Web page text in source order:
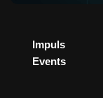
Impuls
Events